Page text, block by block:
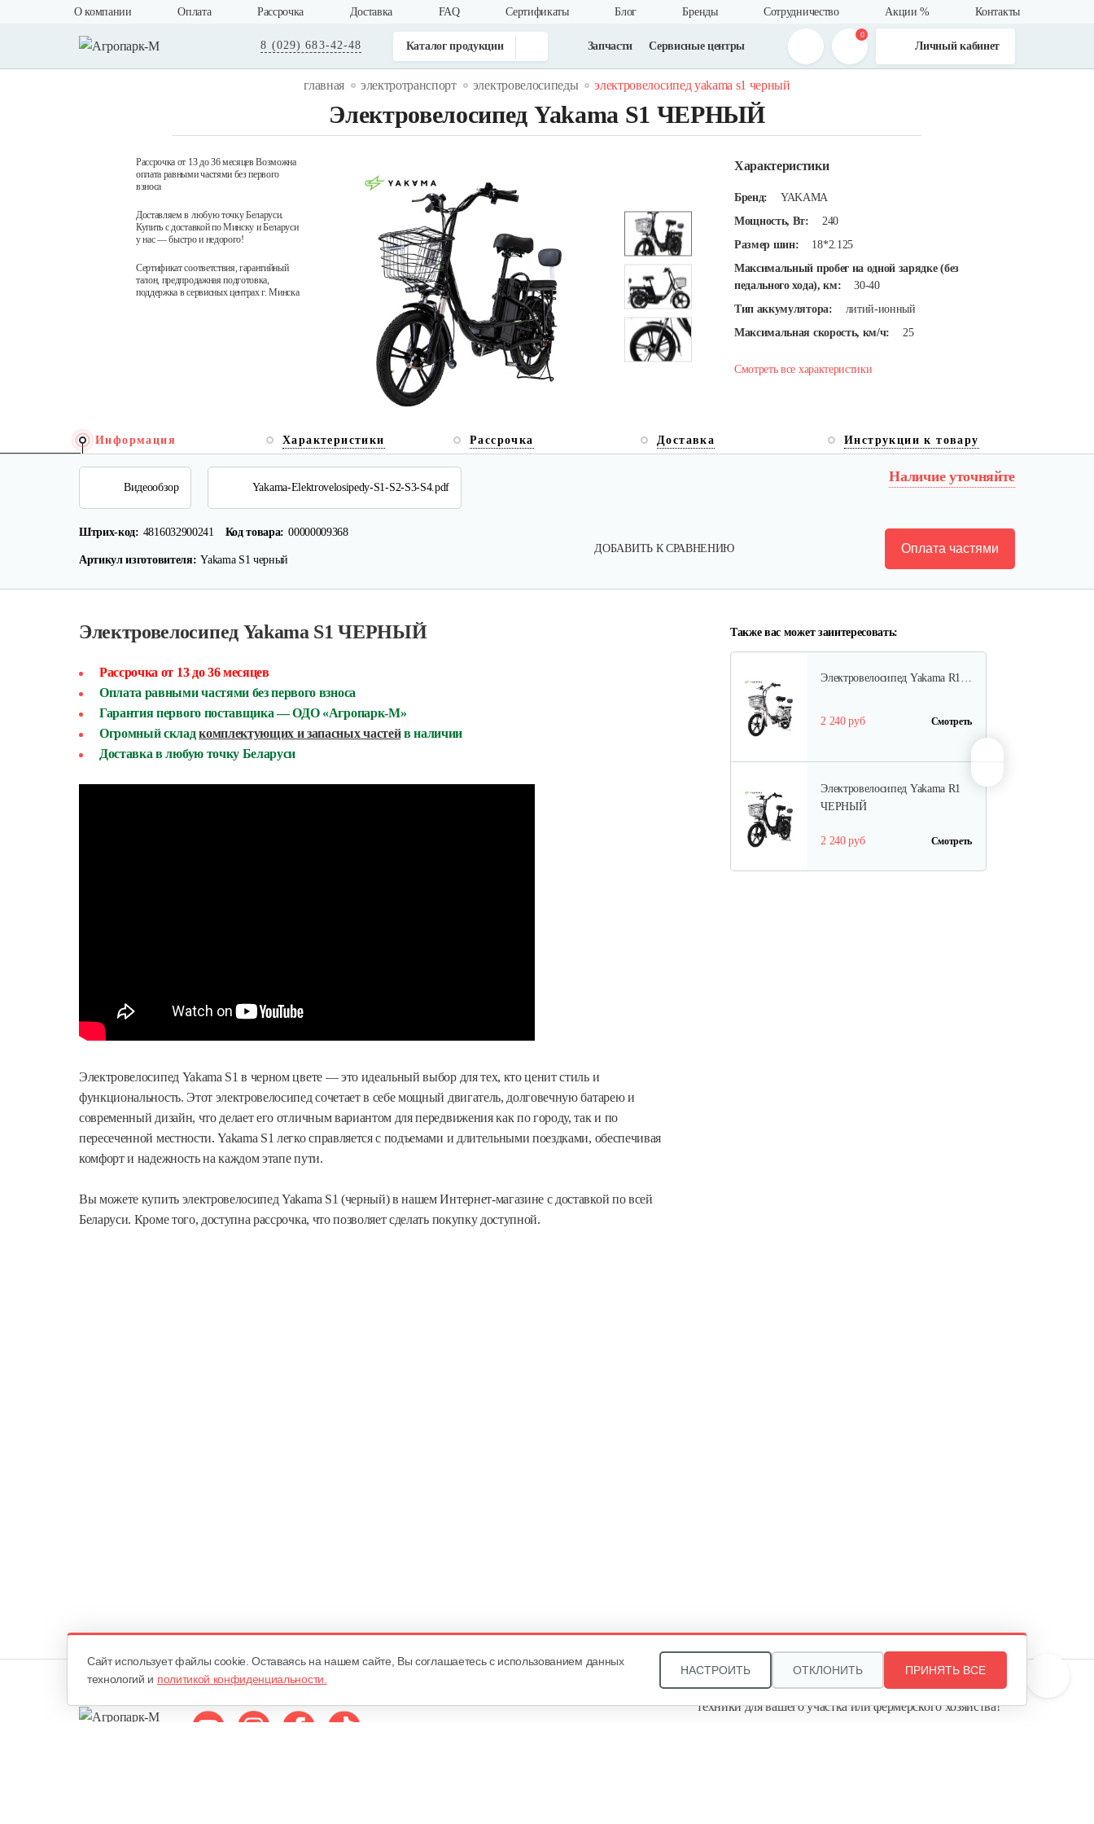
О компании Оплата Рассрочка Доставка FAQ Cертификаты Блог Бренды Сотрудничество Акции % Контакты
8 (029) 683-42-48 Каталог продукции Запчасти Сервисные центры
0
Личный кабинет
главная электротранспорт электровелосипеды электровелосипед yakama s1 черный
Электровелосипед Yakama S1 ЧЕРНЫЙ
Рассрочка от 13 до 36 месяцев Возможна
оплата равными частями без первого
взноса
Доставляем в любую точку Беларуси.
Купить с доставкой по Минску и Беларуси
у нас — быстро и недорого!
Сертификат соответствия, гарантийный
талон, предпродажная подготовка,
поддержка в сервисных центрах г. Минска
Характеристики
Бренд:
YAKAMA
Мощность, Вт:
240
Размер шин:
18*2.125
Максимальный пробег на одной зарядке (без
педального хода), км:
30-40
Тип аккумулятора:
литий-ионный
Максимальная скорость, км/ч:
25
Смотреть все характеристики
Информация Характеристики Рассрочка Доставка Инструкции к товару
Видеообзор Yakama-Elektrovelosipedy-S1-S2-S3-S4.pdf
Наличие уточняйте
Штрих-код: 4816032900241 Код товара: 00000009368
Артикул изготовителя: Yakama S1 черный
ДОБАВИТЬ К СРАВНЕНИЮ Оплата частями
Электровелосипед Yakama S1 ЧЕРНЫЙ
Рассрочка от 13 до 36 месяцев
Оплата равными частями без первого взноса
Гарантия первого поставщика — ОДО «Агропарк-М»
Огромный складкомплектующих и запасных частейв наличии
Доставка в любую точку Беларуси
Электровелосипед Yakama S1 в черном цвете — это идеальный выбор для тех, кто ценит стиль и
функциональность. Этот электровелосипед сочетает в себе мощный двигатель, долговечную батарею и
современный дизайн, что делает его отличным вариантом для передвижения как по городу, так и по
пересеченной местности. Yakama S1 легко справляется с подъемами и длительными поездками, обеспечивая
комфорт и надежность на каждом этапе пути.
Вы можете купить электровелосипед Yakama S1 (черный) в нашем Интернет-магазине с доставкой по всей
Беларуси. Кроме того, доступна рассрочка, что позволяет сделать покупку доступной.
Также вас может заинтересовать:
Электровелосипед Yakama S5…
Электровелосипед Yakama S2
Электровелосипед Yakama R1…
2 240 руб Смотреть
Электровелосипед Yakama R1
ЧЕРНЫЙ
2 240 руб Смотреть
Электровелосипед Yakama S2
ЧЕРНЫЙ
Звоните, и мы поможем подобрать идеальный вариант
техники для вашего участка или фермерского хозяйства!
Cайт использует файлы cookie. Оставаясь на нашем сайте, Вы соглашаетесь с использованием данных
технологий и политикой конфиденциальности.
НАСТРОИТЬ ОТКЛОНИТЬ ПРИНЯТЬ ВСЕ